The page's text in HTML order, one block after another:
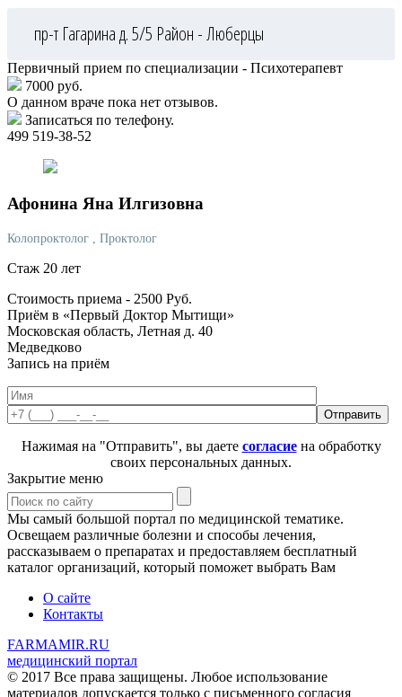
пр-т Гагарина д. 5/5 Район - Люберцы
Первичный прием по специализации - Психотерапевт
7000 руб.
О данном враче пока нет отзывов.
Записаться по телефону.
499 519-38-52
Афонина Яна Илгизовна
Колопроктолог , Проктолог
Стаж 20 лет
Стоимость приема - 2500 Руб.
Приём в «Первый Доктор Мытищи»
Московская область, Летная д. 40
Медведково
Запись на приём
Нажимая на "Отправить", вы даете согласиена обработку
своих персональных данных.
Закрытие меню
Мы самый большой портал по медицинской тематике.
Освещаем различные болезни и способы лечения,
рассказываем о препаратах и предоставляем бесплатный
каталог организаций, который поможет выбрать Вам
О сайте
Контакты
FARMAMIR.RU
медицинский портал
© 2017 Все права защищены. Любое использование
материалов допускается только с письменного согласия